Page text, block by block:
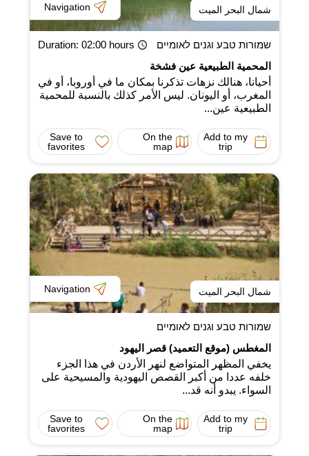
شمال البحر الميت Navigation
שמורות טבע וגנים לאומיים Duration: 02:00 hours
المحمية الطبيعية عين فشخة
أحيانا، هنالك نزهات تذكرنا بمكان ما في أوروبا، أو في
المغرب، أو اليونان. ليس الأمر كذلك بالنسبة للمحمية
الطبيعية عين...
Add to my
trip
On the
map
Save to
favorites
شمال البحر الميت Navigation
שמורות טבע וגנים לאומיים
المغطس (موقع التعميد) قصر اليهود
يخفي المظهر المتواضع لنهر الأردن في هذا الجزء
خلفه عددا من أكبر القصص اليهودية والمسيحية على
السواء. يبدو أنه قد...
Add to my
trip
On the
map
Save to
favorites